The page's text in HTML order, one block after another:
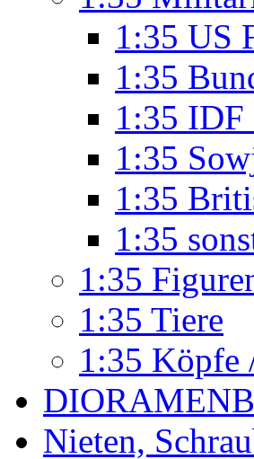
1:35 US
1:35
1:35 IDF
1:35
1:35
1:35
1:35
1:35 Tiere
1:35 Köpfe
Nieten,